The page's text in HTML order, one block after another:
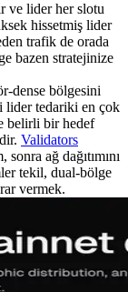
ve lider her slotu
hissetmiş lider
trafik de orada
bazen stratejinize
dense bölgesini
lider tedariki en çok
belirli bir hedef
Validators
ağ dağıtımını
tekil, dual-bölge
vermek.